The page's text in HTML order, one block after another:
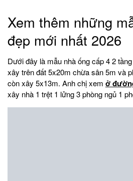
Xem thêm những
đẹp mới nhất 2026
Dưới đây là mẫu nhà ống cấp 4 2
xây trên đất 5x20m chừa sân 5m và
còn xây 5x13m. Anh chị xem ở
xây nhà 1 trệt 1 lửng 3 phòng ngủ 1